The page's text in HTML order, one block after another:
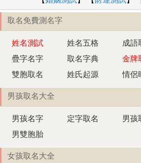
取名免費測名字
姓名測試 姓名五格 成語
疊字名字
取名字典 金牌
雙胞取名
姓氏起源 情侶
男孩取名大全
男孩名字 定字取名 男孩
男雙胞胎
女孩取名大全